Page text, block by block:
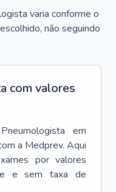
varia conforme o
não seguindo
com valores
Pneumologista
em
a Medprev. Aqui
por valores
e sem taxa de